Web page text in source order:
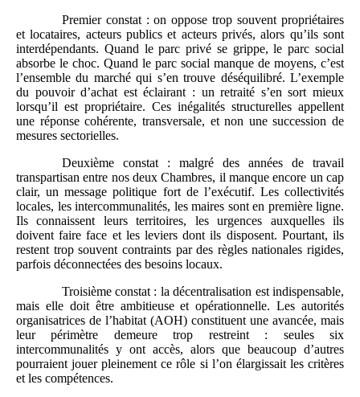
Premier constat : on oppose trop souvent propriétaires
et locataires, acteurs publics et acteurs privés, alors qu’ils sont
interdépendants. Quand le parc privé se grippe, le parc social
absorbe le choc. Quand le parc social manque de moyens, c’est
l’ensemble du marché qui s’en trouve déséquilibré. L’exemple
du pouvoir d’achat est éclairant : un retraité s’en sort mieux
lorsqu’il est propriétaire. Ces inégalités structurelles appellent
une réponse cohérente, transversale, et non une succession de
mesures sectorielles.
Deuxième constat : malgré des années de travail
transpartisan entre nos deux Chambres, il manque encore un cap
clair, un message politique fort de l’exécutif. Les collectivités
locales, les intercommunalités, les maires sont en première ligne.
Ils connaissent leurs territoires, les urgences auxquelles ils
doivent faire face et les leviers dont ils disposent. Pourtant, ils
restent trop souvent contraints par des règles nationales rigides,
parfois déconnectées des besoins locaux.
Troisième constat : la décentralisation est indispensable,
mais elle doit être ambitieuse et opérationnelle. Les autorités
organisatrices de l’habitat (AOH) constituent une avancée, mais
leur périmètre demeure trop restreint : seules six
intercommunalités y ont accès, alors que beaucoup d’autres
pourraient jouer pleinement ce rôle si l’on élargissait les critères
et les compétences.